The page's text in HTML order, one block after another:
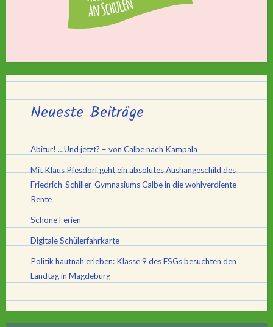
Neueste Beiträge
Abitur! …Und jetzt? – von Calbe nach Kampala
Mit Klaus Pfesdorf geht ein absolutes Aushängeschild des
Friedrich-Schiller-Gymnasiums Calbe in die wohlverdiente
Rente
Schöne Ferien
Digitale Schülerfahrkarte
Politik hautnah erleben: Klasse 9 des FSGs besuchten den
Landtag in Magdeburg